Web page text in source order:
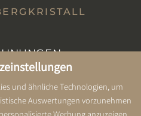
und ähnliche Technologien, um
Auswertungen vorzunehmen